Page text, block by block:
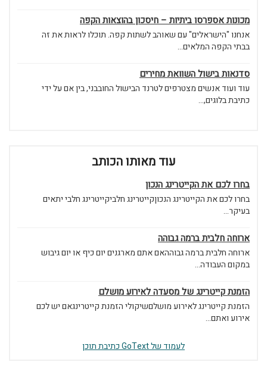
מכונות אספרסו ביתיות – חיסכון בהוצאות הקפה
אנחנו "הישראלים" עם שאוהב לשתות קפה. תוכלו לראות את זה
בבתי הקפה המלאים...
סדנאות בישול השוואת מחירים
עוד ועוד אנשים מצטרפים לטרנד הבישול החובבני, בין אם על ידי
כתיבת בלוגים,...
עוד מאותו הכותב
בחרו לכם את הקייטרינג הנכון
בחרו לכם את הקייטרינג הנכוןקייטרינג חלביקייטרינג חלבי יתאים
בעיקר...
ארוחה חלבית ברמה גבוהה
ארוחה חלבית ברמה גבוההאם אתם מארגנים יום כיף או יום גיבוש
במקום העבודה...
הזמנת קייטרינג של מסעדה לאירוע מושלם
הזמנת קייטרינג לאירוע מושלםשיקולי הזמנת קייטרינגאם יש לכם
אירוע ואתם...
לעמוד של GoText כתיבת תוכן